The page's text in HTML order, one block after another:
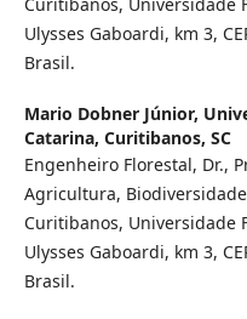
Ulysses Gaboardi, km 3,
Brasil.
Mario Dobner Júnior,
Catarina, Curitibanos, SC
Engenheiro Florestal, Dr.,
Agricultura,
Curitibanos, Universidade
Ulysses Gaboardi, km 3,
Brasil.